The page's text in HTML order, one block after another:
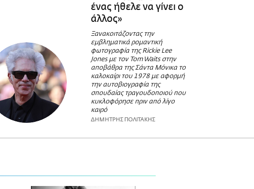
ένας ήθελε να γίνει ο
άλλος»
Ξανακοιτάζοντας την
εμβληματικά ρομαντική
φωτογραφία της Rickie Lee
Jones με τον Tom Waits στην
αποβάθρα της Σάντα Μόνικα το
καλοκαίρι του 1978 με αφορμή
την αυτοβιογραφία της
σπουδαίας τραγουδοποιού που
κυκλοφόρησε πριν από λίγο
καιρό
ΔΗΜΗΤΡΗΣ ΠΟΛΙΤΑΚΗΣ